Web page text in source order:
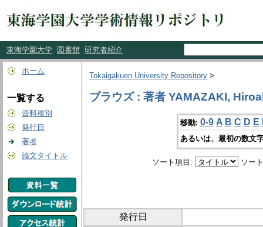
東海学園大学 図書館 研究者紹介
ホーム
一覧する
資料種別
発行日
著者
論文タイトル
Tokaigakuen University Repository >
ブラウズ : 著者 YAMAZAKI,
移動: 0-9 A B C D E
あるいは、最初の数文
ソート項目: ソー
発行日